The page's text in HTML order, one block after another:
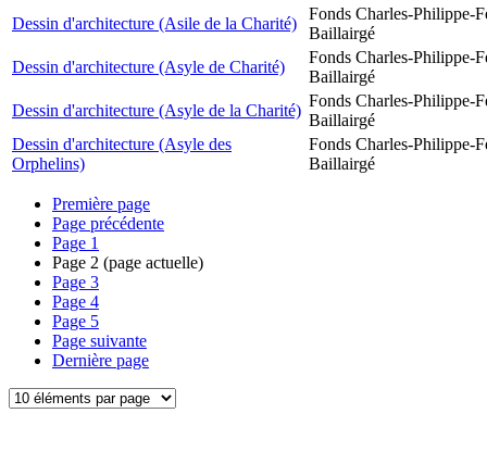
Dessin d'architecture (Asile de la Charité)
Fonds Charles-Philippe-
Baillairgé
Dessin d'architecture (Asyle de Charité)
Fonds Charles-Philippe-
Baillairgé
Dessin d'architecture (Asyle de la Charité)
Fonds Charles-Philippe-
Baillairgé
Dessin d'architecture (Asyle des
Orphelins)
Fonds Charles-Philippe-
Baillairgé
Première page
Page précédente
Page 1
Page 2 (page actuelle)
Page 3
Page 4
Page 5
Page suivante
Dernière page